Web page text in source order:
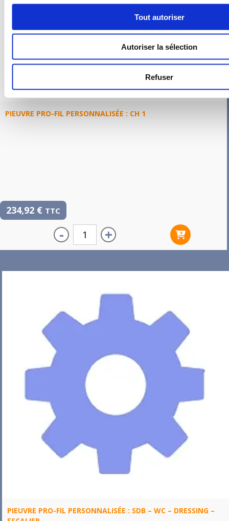
Tout autoriser
Autoriser la sélection
Refuser
PIEUVRE PRO-FIL PERSONNALISÉE : CH 1
234,92 € TTC
- +
PIEUVRE PRO-FIL PERSONNALISÉE : SDB – WC – DRESSING –